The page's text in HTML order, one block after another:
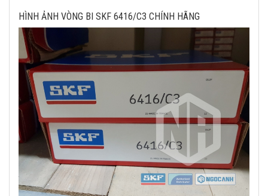
HÌNH ẢNH VÒNG BI SKF 6416/C3 CHÍNH HÃNG